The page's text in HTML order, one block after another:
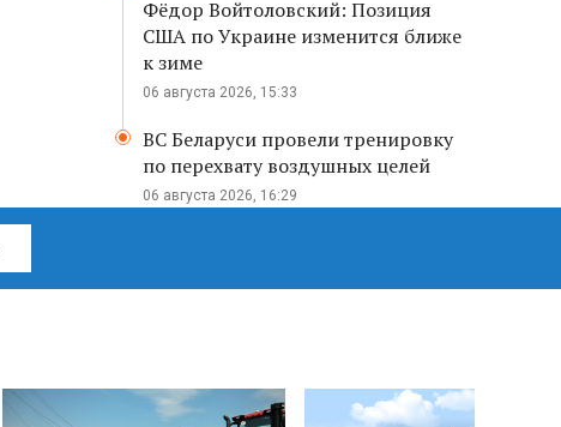
Фёдор Войтоловский: Позиция
США по Украине изменится ближе
к зиме
06 августа 2026, 15:33
ВС Беларуси провели тренировку
по перехвату воздушных целей
06 августа 2026, 16:29